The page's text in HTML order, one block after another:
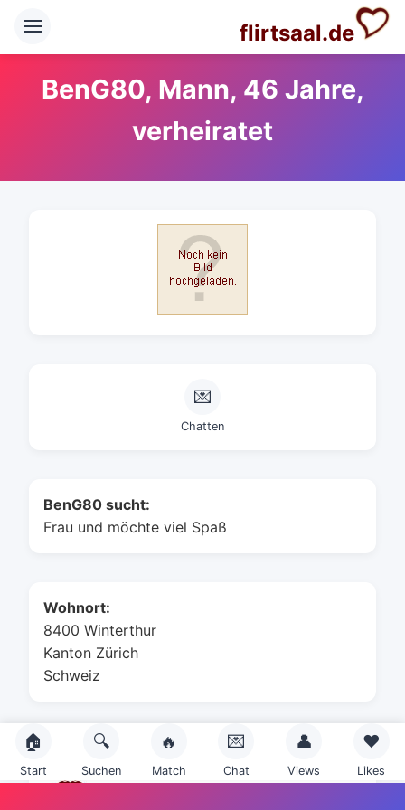
flirtsaal.de
BenG80, Mann, 46 Jahre,
verheiratet
💌
Chatten
BenG80 sucht:
Frau und möchte viel Spaß
Wohnort:
8400 Winterthur
Kanton Zürich
Schweiz
🏠
Start
🔍
Suchen
🔥
Match
💌
Chat
👤
Views
❤️
Likes